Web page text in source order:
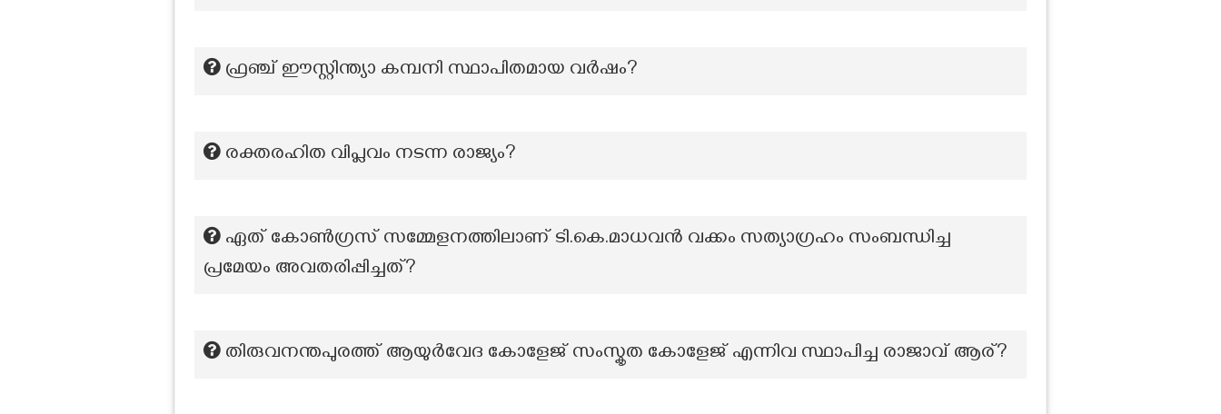
ഫ്രഞ്ച് ഈസ്റ്റിന്ത്യാ കമ്പനി സ്ഥാപിതമായ വർഷം?
രക്തരഹിത വിപ്ലവം നടന്ന രാജ്യം?
ഏത് കോൺഗ്രസ് സമ്മേളനത്തിലാണ് ടി.കെ.മാധവൻ വക്കം സത്യാഗ്രഹം സംബന്ധിച്ച
പ്രമേയം അവതരിപ്പിച്ചത്?
തിരുവനന്തപുരത്ത് ആയുർവേദ കോളേജ് സംസ്കൃത കോളേജ് എന്നിവ സ്ഥാപിച്ച രാജാവ് ആര്?